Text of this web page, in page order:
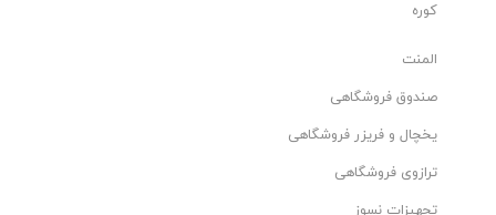
کوره
المنت
صندوق فروشگاهی
یخچال و فریزر فروشگاهی
ترازوی فروشگاهی
تجهیزات نسوز